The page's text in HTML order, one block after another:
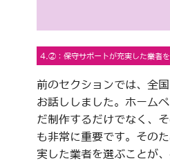
4.②：保守サポートが充実した業者
前のセクションでは、全
お話ししました。ホーム
だ制作するだけでなく、
も非常に重要です。その
実した業者を選ぶことが